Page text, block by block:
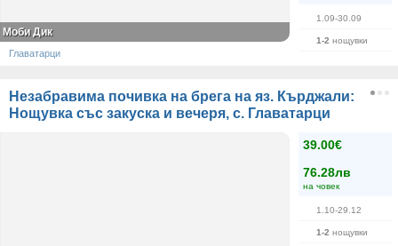
1.09-30.09
1-2 нощувки
Моби Дик
Главатарци
Незабравима почивка на брега на яз. Кърджали:
Нощувка със закуска и вечеря, с. Главатарци
39.00€
76.28лв
на човек
1.10-29.12
1-2 нощувки